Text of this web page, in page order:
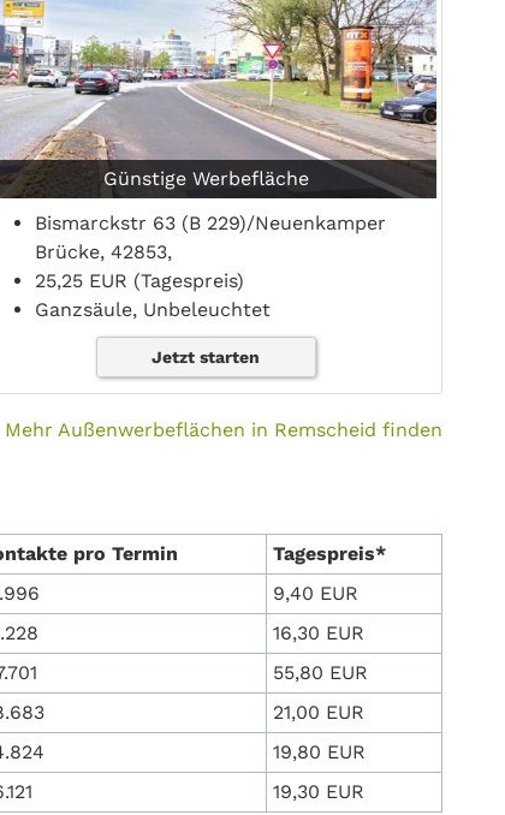
Günstige Werbefläche
Bismarckstr 63 (B 229)/Neuenkamper
Brücke, 42853,
25,25 EUR (Tagespreis)
Ganzsäule, Unbeleuchtet
Jetzt starten
Mehr Außenwerbeflächen in Remscheid finden
pro Termin
Tagespreis*
9,40 EUR
16,30 EUR
55,80 EUR
21,00 EUR
19,80 EUR
19,30 EUR